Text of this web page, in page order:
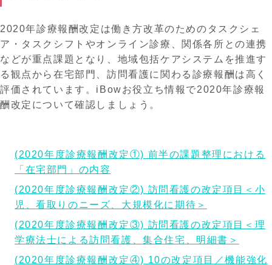
2020年診療報酬改定は働き方改革のためのタスクシェ
ア・タスクシフトやオンライン診療、関係各所との連携
などが重点課題となり、地域包括ケアシステムを推進す
る観点から在宅部門、訪問看護に関わる診療報酬は高く
評価されています。iBowお役立ち情報で2020年診療報
酬改定について確認しましょう。
(2020年度診療報酬改定①) 前半の課題整理における
「在宅部門」の内容
(2020年度診療報酬改定②) 訪問看護の改定項目＜小
児、看取りのニーズ、大規模化に期待＞
(2020年度診療報酬改定③) 訪問看護の改定項目＜理
学療法士による訪問看護、集合住宅、明細書＞
(2020年度診療報酬改定④) 10の改定項目／機能強化